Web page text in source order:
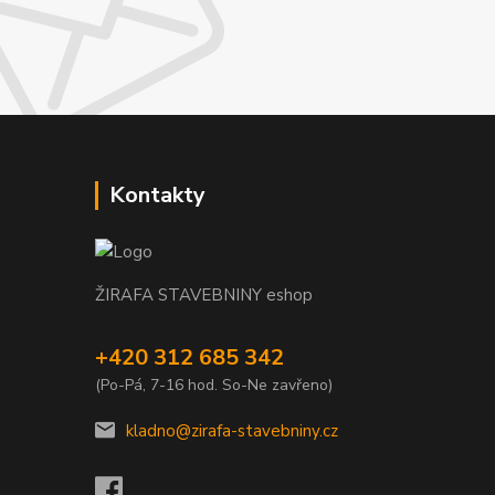
Kontakty
ŽIRAFA STAVEBNINY eshop
+420 312 685 342
(Po-Pá, 7-16 hod. So-Ne zavřeno)
kladno@zirafa-stavebniny.cz